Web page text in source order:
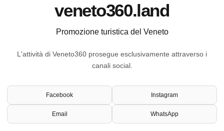
veneto360.land
Promozione turistica del Veneto
L'attività di Veneto360 prosegue esclusivamente attraverso i
canali social.
Facebook Instagram
Email WhatsApp